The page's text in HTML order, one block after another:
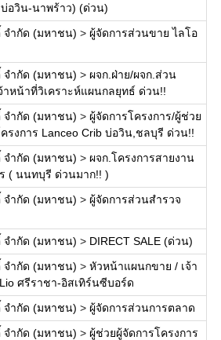
บ่อวิน-นาพร้าว) (ด่วน)
จำกัด (มหาชน) > ผู้จัดการส่วนขาย ไลโอ
จำกัด (มหาชน) > ผจก.ฝ่าย/ผจก.ส่วน
าหน้าที่วิเคราะห์แผนกลยุทธ์ ด่วน!!
จำกัด (มหาชน) > ผู้จัดการโครงการ/ผู้ช่วย
รงการ Lanceo Crib บ่อวิน,ชลบุรี ด่วน!!
จำกัด (มหาชน) > ผจก.โครงการสายงาน
( นนทบุรี ด่วนมาก!! )
จำกัด (มหาชน) > ผู้จัดการส่วนสำรวจ
จำกัด (มหาชน) > DIRECT SALE (ด่วน)
จำกัด (มหาชน) > หัวหน้าแผนกขาย / เจ้า
ศรีราชา-อิสเทิร์นซีบอร์ด
จำกัด (มหาชน) > ผู้จัดการส่วนการตลาด
จำกัด (มหาชน) > ผู้ช่วยผู้จัดการโครงการ